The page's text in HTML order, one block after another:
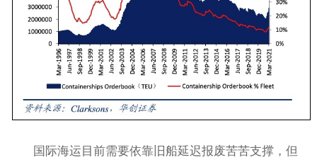
国际海运目前需要依靠旧船延迟报废苦苦支撑，但